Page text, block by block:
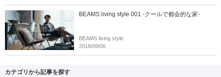
BEAMS living style 001 -クールで都会的な家-
BEAMS living style
2018/09/06
カテゴリから記事を探す